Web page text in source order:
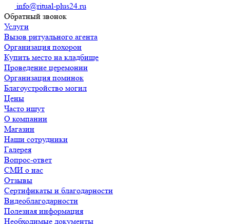
info@ritual-plus24.ru
Обратный звонок
Услуги
Вызов ритуального агента
Организация похорон
Купить место на кладбище
Проведение церемонии
Организация поминок
Благоустройство могил
Цены
Часто ищут
О компании
Магазин
Наши сотрудники
Галерея
Вопрос-ответ
СМИ о нас
Отзывы
Сертификаты и благодарности
Видеоблагодарности
Полезная информация
Необходимые документы